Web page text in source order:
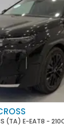
(TA) E-EAT8 -